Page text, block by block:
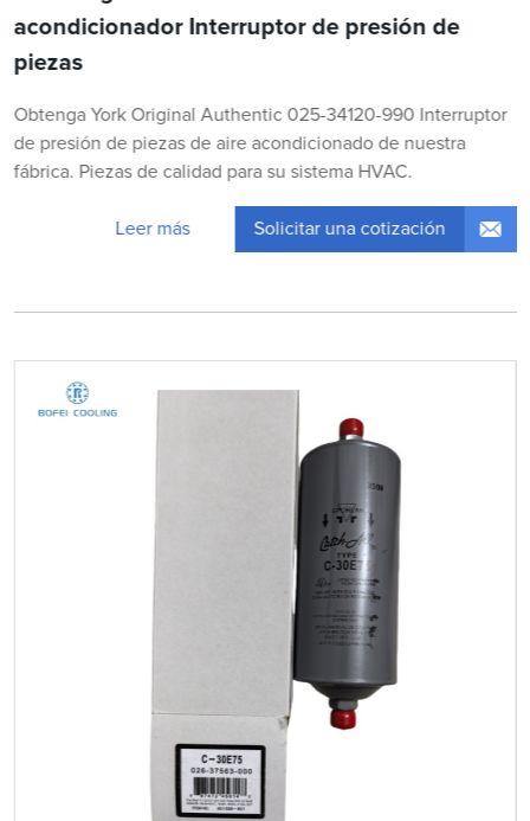
acondicionador Interruptor de presión de
piezas
Obtenga York Original Authentic 025-34120-990 Interruptor
de presión de piezas de aire acondicionado de nuestra
fábrica. Piezas de calidad para su sistema HVAC.
Leer más Solicitar una cotización